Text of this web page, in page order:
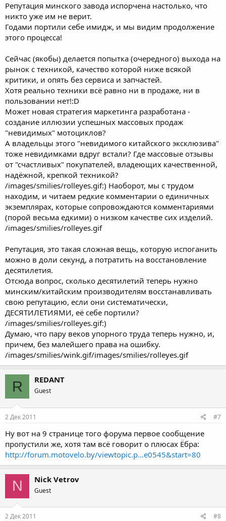
Репутация минского завода испорчена настолько, что
никто уже им не верит.
Годами портили себе имидж, и мы видим продолжение
этого процесса!
Сейчас (якобы) делается попытка (очередного) выхода на
рынок с техникой, качество которой ниже всякой
критики, и опять без сервиса и запчастей.
Хотя реально техники всё равно ни в продаже, ни в
пользовании нет!:D
Может новая стратегия маркетинга разработана -
создание иллюзии успешных массовых продаж
"невидимых" мотоциклов?
А владельцы этого "невидимого китайского эксклюзива"
тоже невидимками вдруг встали? Где массовые отзывы
от "счастливых" покупателей, владеющих качественной,
надёжной, крепкой техникой?
/images/smilies/rolleyes.gif:) Наоборот, мы с трудом
находим, и читаем редкие комментарии о единичных
экземплярах, которые сопровождаются комментариями
(порой весьма едкими) о низком качестве сих изделий.
/images/smilies/rolleyes.gif
Репутация, это такая сложная вещь, которую испоганить
можно в доли секунд, а потратить на восстановление
десятилетия.
Отсюда вопрос, сколько десятилетий теперь нужно
минским/китайским производителям восстанавливать
свою репутацию, если они систематически,
ДЕСЯТИЛЕТИЯМИ, её себе портили?
/images/smilies/rolleyes.gif:)
Думаю, что пару веков упорного труда теперь нужно, и,
причем, без малейшего права на ошибку.
/images/smilies/wink.gif/images/smilies/rolleyes.gif
R REDANT
Guest
2 Дек 2011 #7
Ну вот на 9 странице того форума первое сообщение
пропустили же, хотя там всё говорит о плюсах Ёбра:
http://forum.motovelo.by/viewtopic.p...e0545&start=80
N Nick Vetrov
Guest
2 Дек 2011 #8